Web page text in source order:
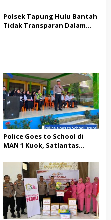
Intelijen dan Kontra-
Terorisme Berpengalaman
Polsek Tapung Hulu Bantah
Tidak Transparan Dalam
Police Goes to School di
MAN 1 Kuok, Satlantas
Keselamatan Berlalu Lintas
dan Bagikan Helm SNI